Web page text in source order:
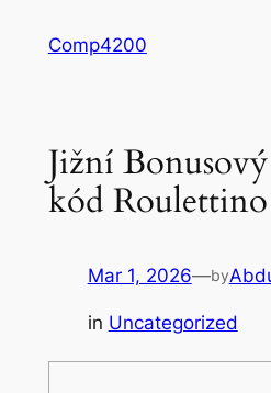
Comp4200
Jižní
kód
Mar 1, 2026—by
in Uncategorized